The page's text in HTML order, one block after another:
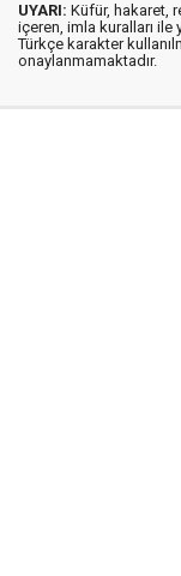
UYARI: Küfür, hakaret,
içeren, imla kuralları ile
Türkçe karakter
onaylanmamaktadır.